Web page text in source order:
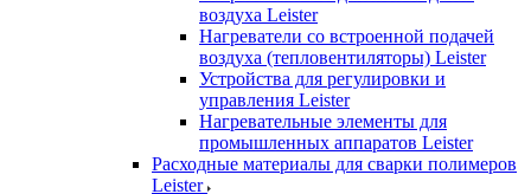
воздуха Leister
Нагреватели со встроенной подачей
воздуха (тепловентиляторы) Leister
Устройства для регулировки и
управления Leister
Нагревательные элементы для
промышленных аппаратов Leister
Расходные материалы для сварки полимеров
Leister